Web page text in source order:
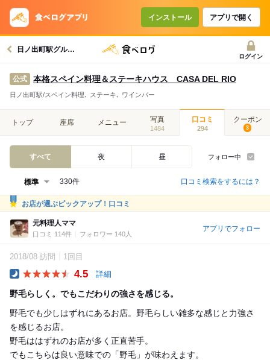
インストール アプリで開く
日ノ出町駅グルメへ
ログイン
公式 本格スペイン料理＆ステーキハウス CASA DEL RIO
日ノ出町駅/スペイン料理､ ステーキ､ ワインバー
トップ 座席 メニュー 写真
1484
口コミ
294
クーポン
3
すべて 夜 昼 フォロー中
330件 口コミ検索をするには？
お店が選ぶピックアップ！口コミ
元料理人ママ
口コミ 114件 フォロワー 140人
アプリでフォロー
2018/08 訪問 1回目
4.5 詳細
野毛らしく。でもこだわりの強さを感じる。
野毛でも少しはずれにあるお店。野毛らしい雑多な感じと力強さ
を感じるお店。
野毛ははずれのお店が多く正直苦手。
でもこちらは良い意味での「野毛」が味わえます。